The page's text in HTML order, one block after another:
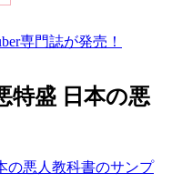
専門誌が発売！
特盛 日本の悪